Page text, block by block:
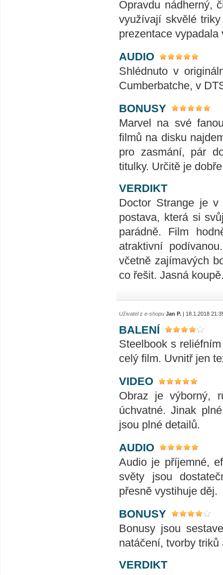
Opravdu nádherný,
využívají skvělé
prezentace vypadala
AUDIO
Shlédnuto v
Cumberbatche, v
BONUSY
Marvel na své
filmů na disku
pro zasmání, pár
titulky. Určitě je
VERDIKT
Doctor Strange je v
postava, která si
parádně. Film
atraktivní
včetně zajímavých
co řešit. Jasná
Uživatel z e-shopu Jan P. | 18.1.2018
BALENÍ
Steelbook s
celý film. Uvnitř jen
VIDEO
Obraz je výborný,
úchvatné. Jinak
jsou plné detailů.
AUDIO
Audio je příjemné,
světy jsou
přesně vystihuje děj.
BONUSY
Bonusy jsou
natáčení, tvorby
VERDIKT